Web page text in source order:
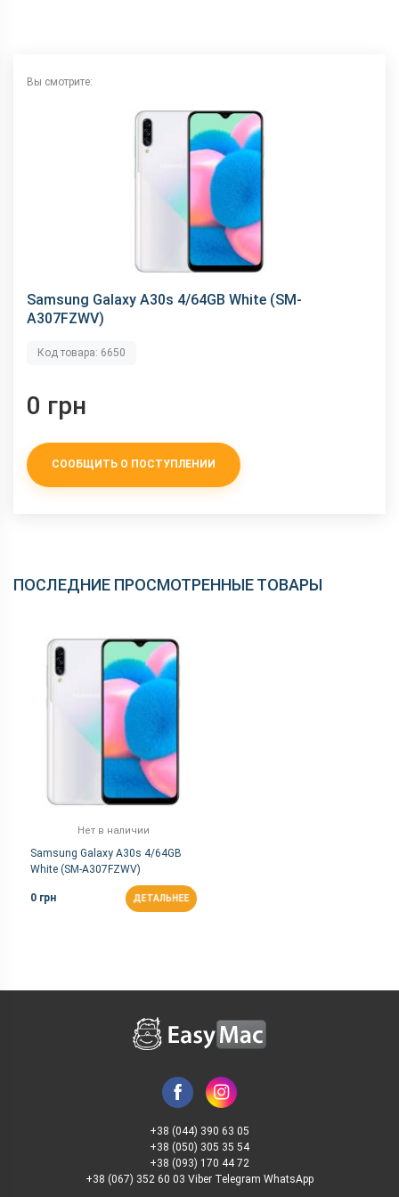
Вы смотрите:
Samsung Galaxy A30s 4/64GB White (SM-
A307FZWV)
Код товара: 6650
0 грн
СООБЩИТЬ О ПОСТУПЛЕНИИ
ПОСЛЕДНИЕ ПРОСМОТРЕННЫЕ ТОВАРЫ
Нет в наличии
Samsung Galaxy A30s 4/64GB
White (SM-A307FZWV)
0 грн ДЕТАЛЬНЕЕ
+38 (044) 390 63 05
+38 (050) 305 35 54
+38 (093) 170 44 72
+38 (067) 352 60 03 Viber Telegram WhatsApp